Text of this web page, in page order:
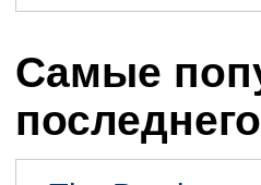
Самые